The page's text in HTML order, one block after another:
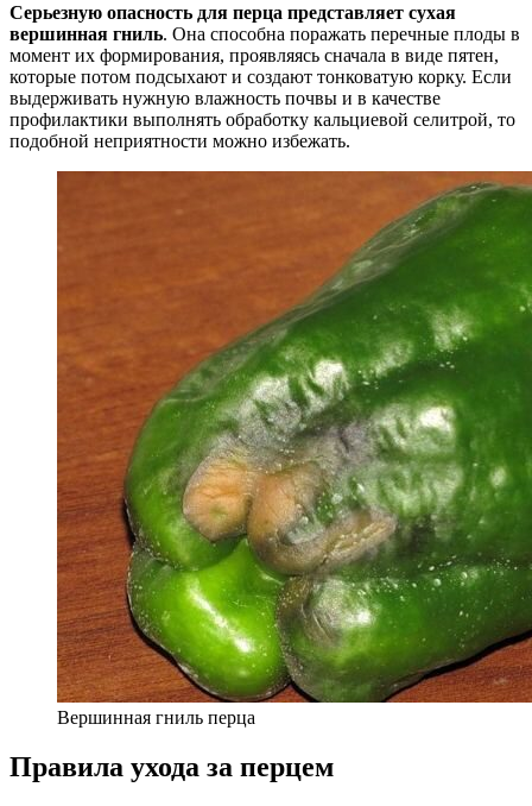
Серьезную опасность для перца представляет сухая
вершинная гниль. Она способна поражать перечные плоды в
момент их формирования, проявляясь сначала в виде пятен,
которые потом подсыхают и создают тонковатую корку. Если
выдерживать нужную влажность почвы и в качестве
профилактики выполнять обработку кальциевой селитрой, то
подобной неприятности можно избежать.
Вершинная гниль перца
Правила ухода за перцем